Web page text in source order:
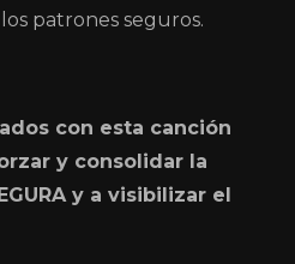
patrones seguros.
con esta canción
y consolidar la
y a visibilizar el